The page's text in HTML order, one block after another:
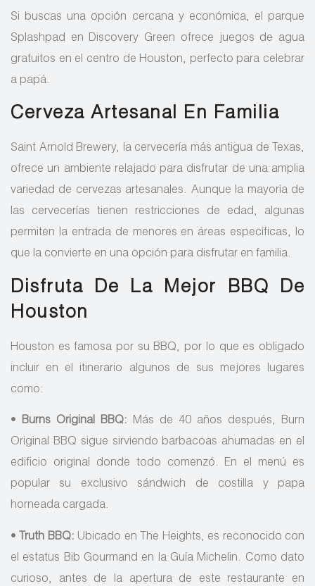
Si buscas una opción cercana y económica, el parque
Splashpad en Discovery Green ofrece juegos de agua
gratuitos en el centro de Houston, perfecto para celebrar
a papá.
Cerveza Artesanal En Familia
Saint Arnold Brewery, la cervecería más antigua de Texas,
ofrece un ambiente relajado para disfrutar de una amplia
variedad de cervezas artesanales. Aunque la mayoría de
las cervecerías tienen restricciones de edad, algunas
permiten la entrada de menores en áreas específicas, lo
que la convierte en una opción para disfrutar en familia.
Disfruta De La Mejor BBQ De
Houston
Houston es famosa por su BBQ, por lo que es obligado
incluir en el itinerario algunos de sus mejores lugares
como:
• Burns Original BBQ: Más de 40 años después, Burn
Original BBQ sigue sirviendo barbacoas ahumadas en el
edificio original donde todo comenzó. En el menú es
popular su exclusivo sándwich de costilla y papa
horneada cargada.
• Truth BBQ: Ubicado en The Heights, es reconocido con
el estatus Bib Gourmand en la Guía Michelin. Como dato
curioso, antes de la apertura de este restaurante en